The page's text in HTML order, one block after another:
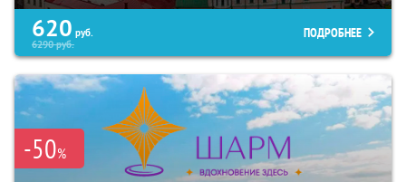
620 руб.
6290руб.
ПОДРОБНЕЕ
-50%